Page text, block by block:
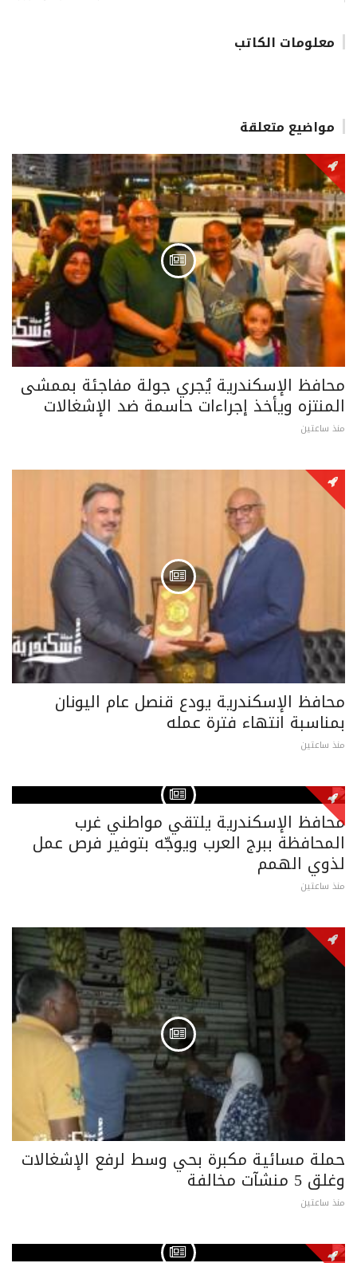
معلومات الكاتب
مواضيع متعلقة
محافظ الإسكندرية يُجري جولة مفاجئة بممشى
المنتزه ويأخذ إجراءات حاسمة ضد الإشغالات
منذ ساعتين
محافظ الإسكندرية يودع قنصل عام اليونان
بمناسبة انتهاء فترة عمله
منذ ساعتين
محافظ الإسكندرية يلتقي مواطني غرب
المحافظة ببرج العرب ويوجّه بتوفير فرص عمل
لذوي الهمم
منذ ساعتين
حملة مسائية مكبرة بحي وسط لرفع الإشغالات
وغلق 5 منشآت مخالفة
منذ ساعتين